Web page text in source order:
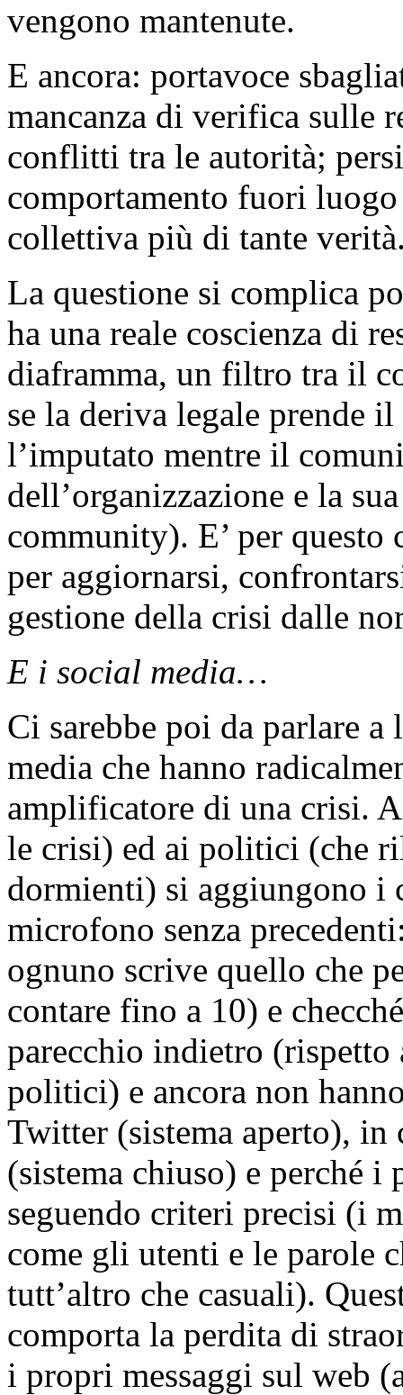
vengono mantenute.
E ancora: portavoce
mancanza di verifica sulle
conflitti tra le autorità;
comportamento fuori
collettiva più di tante
La questione si complica
ha una reale coscienza di
diaframma, un filtro tra il
se la deriva legale prende
l’imputato mentre il
dell’organizzazione e la
community). E’ per
per aggiornarsi,
gestione della crisi dalle
E i social media…
Ci sarebbe poi da parlare
media che hanno
amplificatore di una crisi.
le crisi) ed ai politici (che
dormienti) si aggiungono i
microfono senza
ognuno scrive quello che
contare fino a 10) e
parecchio indietro
politici) e ancora non
Twitter (sistema aperto), in
(sistema chiuso) e perché i
seguendo criteri precisi (i
come gli utenti e le parole
tutt’altro che casuali).
comporta la perdita di
i propri messaggi sul web